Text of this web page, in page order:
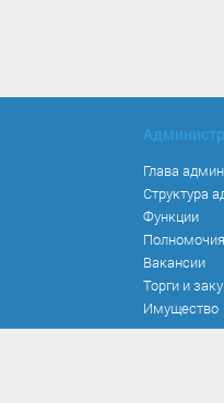
Глава
Структура
Функции
Полномочия
Вакансии
Торги и
Имущество